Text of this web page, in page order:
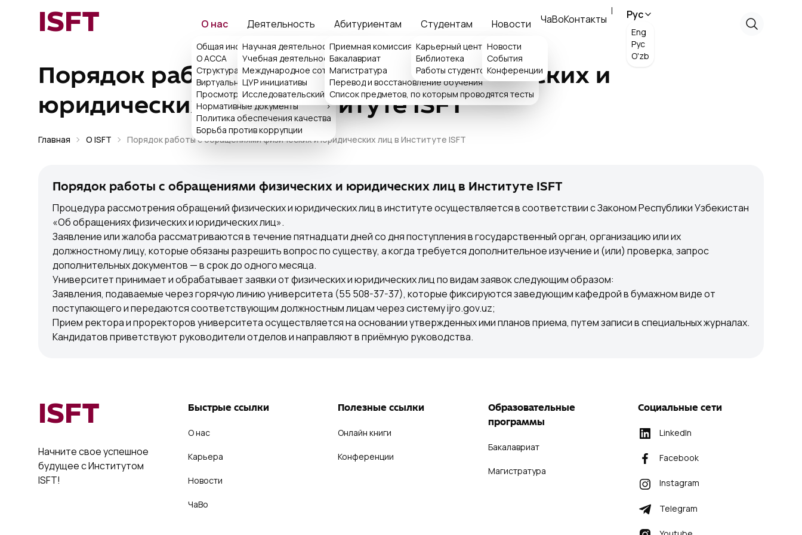
ISFT О нас
Общая информация
О ACCA
Структура
>
Виртуальная приемная ректора
Просмотр порядка обращений
Нормативные документы
>
Политика обеспечения качества
Борьба против коррупции
Деятельность
Научная деятельность
>
Учебная деятельность
Международное сотрудничество
ЦУР инициативы
>
Исследовательский центр
Абитуриентам
Приемная комиссия
Бакалавриат
Магистратура
>
Перевод и восстановление обучения
Список предметов, по которым проводятся тесты
Студентам
Карьерный центр ISFT>
Библиотека
>
Работы студентов
Новости
Новости
События
Конференции
ЧаВоКонтакты Рус
Eng
Рус
O'zb
Порядок работы с обращениями физических и
юридических лиц в Институте ISFT
Главная О ISFT Порядок работы с обращениями физических и юридических лиц в Институте ISFT
Порядок работы с обращениями физических и юридических лиц в Институте ISFT
Процедура рассмотрения обращений физических и юридических лиц в институте осуществляется в соответствии с Законом Республики Узбекистан
«Об обращениях физических и юридических лиц».
Заявление или жалоба рассматриваются в течение пятнадцати дней со дня поступления в государственный орган, организацию или их
должностному лицу, которые обязаны разрешить вопрос по существу, а когда требуется дополнительное изучение и (или) проверка, запрос
дополнительных документов — в срок до одного месяца.
Университет принимает и обрабатывает заявки от физических и юридических лиц по видам заявок следующим образом:
Заявления, подаваемые через горячую линию университета (55 508-37-37), которые фиксируются заведующим кафедрой в бумажном виде от
поступающего и передаются соответствующим должностным лицам через систему ijro.gov.uz;
Прием ректора и проректоров университета осуществляется на основании утвержденных ими планов приема, путем записи в специальных журналах.
Кандидатов приветствуют руководители отделов и направляют в приёмную руководства.
ISFT
Начните свое успешное
будущее с Институтом
ISFT!
Быстрые ссылки
О нас
Карьера
Новости
ЧаВо
Полезные ссылки
Онлайн книги
Конференции
Образовательные
программы
Бакалавриат
Магистратура
Социальные сети
LinkedIn
Facebook
Instagram
Telegram